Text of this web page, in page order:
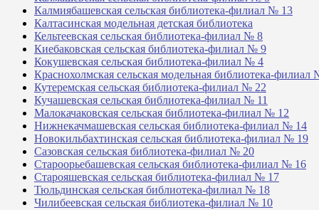
Калмиябашевская сельская библиотека-филиал № 13
Калтасинская модельная детская библиотека
Кельтеевская сельская библиотека-филиал № 8
Киебаковская сельская библиотека-филиал № 9
Кокушевская сельская библиотека-филиал № 4
Краснохолмская сельская модельная библиотека-филиал
Кутеремская сельская библиотека-филиал № 22
Кучашевская сельская библиотека-филиал № 11
Малокачаковская сельская библиотека-филиал № 12
Нижнекачмашевская сельская библиотека-филиал № 14
Новокильбахтинская сельская библиотека-филиал № 19
Сазовская сельская библиотека-филиал № 20
Староорьебашевская сельская библиотека-филиал № 16
Старояшевская сельская библиотека-филиал № 17
Тюльдинская сельская библиотека-филиал № 18
Чилибеевская сельская библиотека-филиал № 10